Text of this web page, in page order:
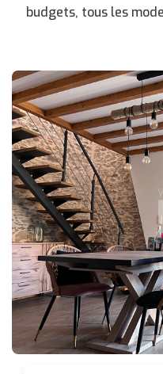
budgets, tous les